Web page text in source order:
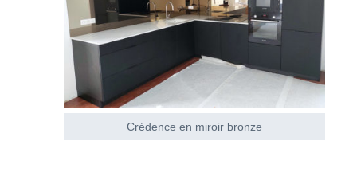
Crédence en miroir bronze